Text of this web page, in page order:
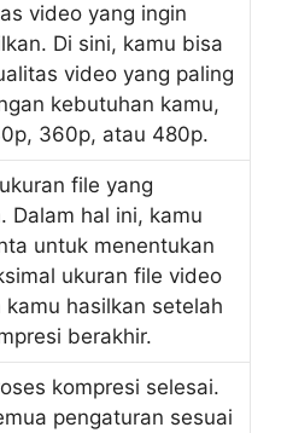
video yang ingin
Di sini, kamu bisa
video yang paling
kebutuhan kamu,
360p, atau 480p.
file yang
Dalam hal ini, kamu
untuk menentukan
ukuran file video
kamu hasilkan setelah
berakhir.
kompresi selesai.
pengaturan sesuai